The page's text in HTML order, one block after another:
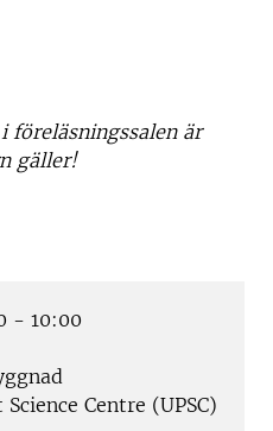
föreläsningssalen är
gäller!
- 10:00
Centre (UPSC)